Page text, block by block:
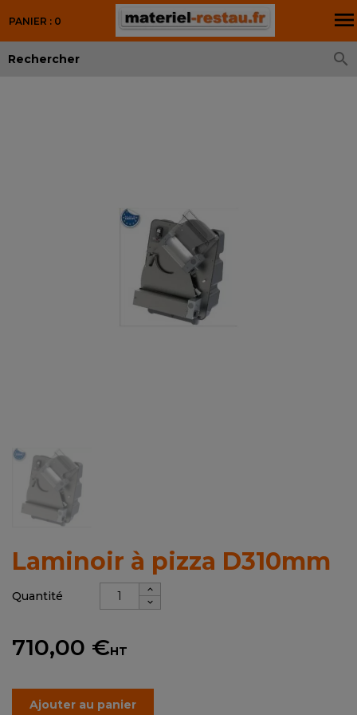

PANIER : 0

Laminoir à pizza D310mm
Quantité
710,00 €HT
Ajouter au panier